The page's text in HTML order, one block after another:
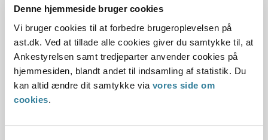
Denne hjemmeside bruger cookies
Vi bruger cookies til at forbedre brugeroplevelsen på
ast.dk. Ved at tillade alle cookies giver du samtykke til, at
Ankestyrelsen samt tredjeparter anvender cookies på
hjemmesiden, blandt andet til indsamling af statistik. Du
kan altid ændre dit samtykke via vores side om
cookies.
I vejledningen beskriver vi de gældende regler og praksis på
området. Vi beskriver også, hvordan man skal oplyse en sag
og muligheden for at træffe afgørelse på det foreliggende
grundlag. Derudover kommer vi ind på problemstillinger,
som man skal være særlig opmærksom på og hvilke
kriterier, man kan inddrage i vurderingen af, om overførsler
til en borgers konto skal betragtes som formue eller som